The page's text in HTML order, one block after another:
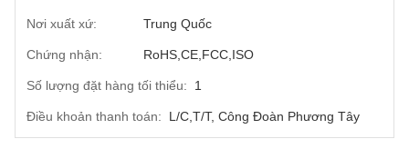
Nơi xuất xứ: Trung Quốc
Chứng nhận: RoHS,CE,FCC,ISO
Số lượng đặt hàng tối thiểu: 1
Điều khoản thanh toán: L/C,T/T, Công Đoàn Phương Tây